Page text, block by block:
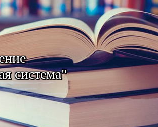
система"